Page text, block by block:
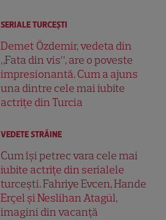
SERIALE TURCEŞTI
Demet Özdemir, vedeta din
„Fata din vis”, are o poveste
impresionantă. Cum a ajuns
una dintre cele mai iubite
actrițe din Turcia
VEDETE STRĂINE
Cum își petrec vara cele mai
iubite actrițe din serialele
turcești. Fahriye Evcen, Hande
Erçel și Neslihan Atagül,
imagini din vacanță